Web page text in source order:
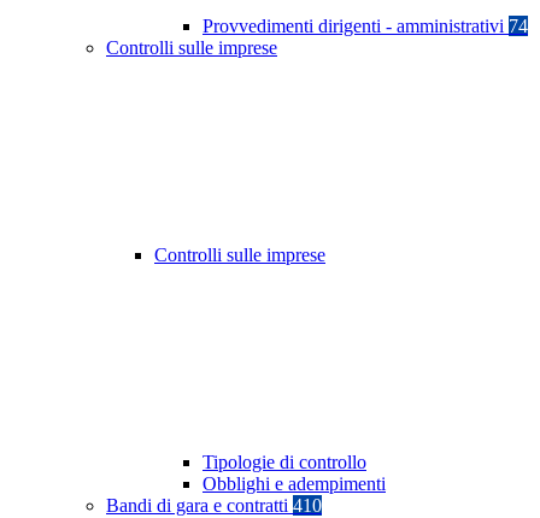
Provvedimenti dirigenti - amministrativi 74
Controlli sulle imprese
Controlli sulle imprese
Tipologie di controllo
Obblighi e adempimenti
Bandi di gara e contratti 410